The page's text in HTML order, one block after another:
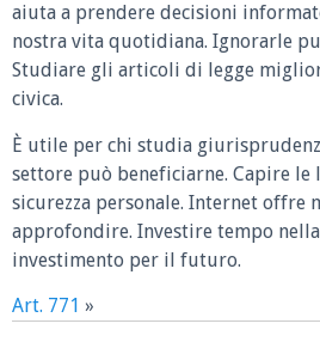
aiuta a prendere decisioni
nostra vita quotidiana. Ignorarle
Studiare gli articoli di legge
civica.
È utile per chi studia
settore può beneficiarne. Capire le
sicurezza personale. Internet offre
approfondire. Investire tempo
investimento per il futuro.
Art. 771 »